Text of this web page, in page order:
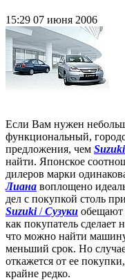
15:29 07 июня 2006
Если Вам нужен
функциональный,
предложения, чем
найти. Японское
дилеров марки
Лиана воплощено
дел с покупкой столь
Suzuki/Сузуки обещают
как покупатель сделает
что можно найти
меньший срок. Но
откажется от ее
крайне редко.